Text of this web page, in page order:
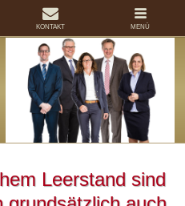
Leerstand sind
KONTAKT MENÜ